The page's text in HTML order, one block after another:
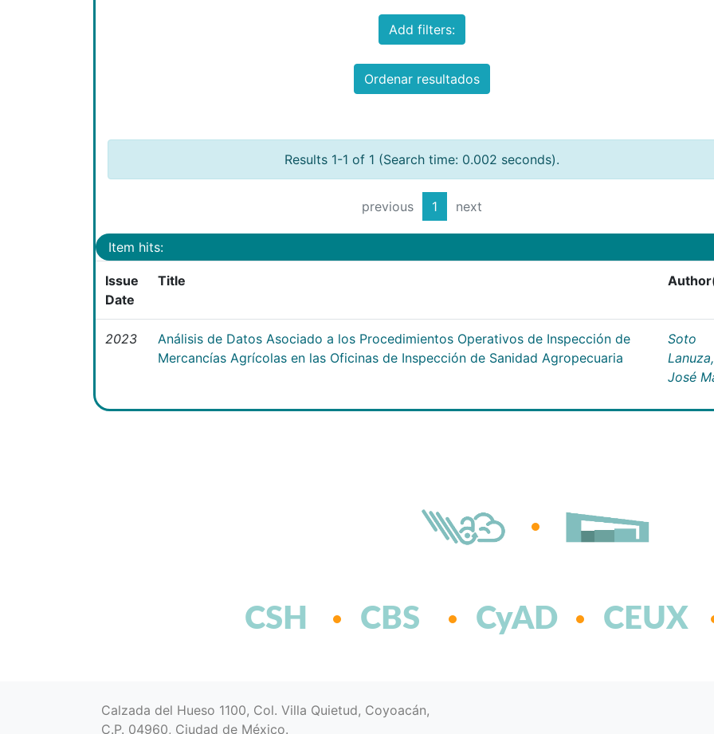
Add filters:
Ordenar resultados
Results 1-1 of 1 (Search time: 0.002 seconds).
previous 1 next
Item hits:
Issue
Date
Title
2023
Análisis de Datos Asociado a los Procedimientos Operativos de Inspección de
Mercancías Agrícolas en las Oficinas de Inspección de Sanidad Agropecuaria
Soto
Lanuza,
José
CSH CBS CyAD CEUX
Calzada del Hueso 1100, Col. Villa Quietud, Coyoacán,
C.P. 04960, Ciudad de México.